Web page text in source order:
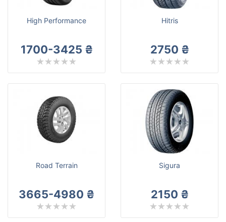
High Performance
1700-3425 ₴
Hitris
2750 ₴
Road Terrain
3665-4980 ₴
Sigura
2150 ₴